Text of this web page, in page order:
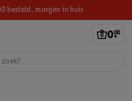
besteld, morgen in huis
0.
00